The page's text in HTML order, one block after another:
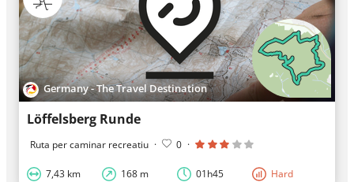
Germany - The Travel Destination
Löffelsberg Runde
Ruta per caminar recreatiu · 0 ·
7,43 km 168 m 01h45 Hard